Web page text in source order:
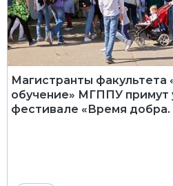
Магистранты факультета
обучение» МГППУ примут
фестивале «Время добра.